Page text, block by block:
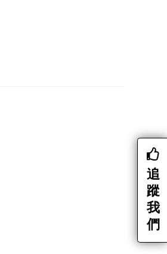
追
蹤
我
們